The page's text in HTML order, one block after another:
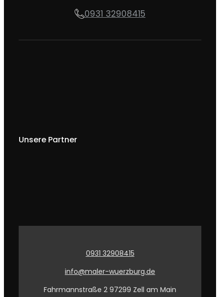
0931 32908415
Unsere Partner
0931 32908415
info@maler-wuerzburg.de
Fahrmannstraße 2 97299 Zell am Main